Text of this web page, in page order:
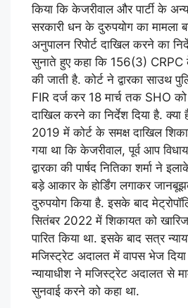
किया कि केजरीवाल और पार्टी के
सरकारी धन के दुरुपयोग का मामला
अनुपालन रिपोर्ट दाखिल करने का
सुनाते हुए कहा कि 156(3) CRPC
की जाती है. कोर्ट ने द्वारका साउथ
FIR दर्ज कर 18 मार्च तक SHO को
दाखिल करने का निर्देश दिया है.
2019 में कोर्ट के समक्ष दाखिल
गया था कि केजरीवाल, पूर्व आप
द्वारका की पार्षद नितिका शर्मा ने
बड़े आकार के होर्डिंग लगाकर
दुरुपयोग किया है. इसके बाद
सितंबर 2022 में शिकायत को
पारित किया था. इसके बाद सत्र
मजिस्ट्रेट अदालत में वापस भेज
न्यायाधीश ने मजिस्ट्रेट अदालत से
सुनवाई करने को कहा था.